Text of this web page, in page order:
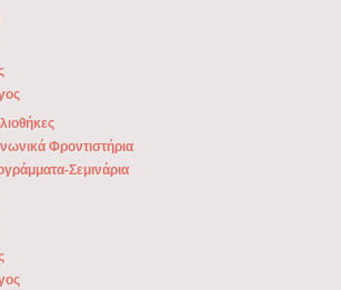
Φροντιστήρια
Σεμινάρια